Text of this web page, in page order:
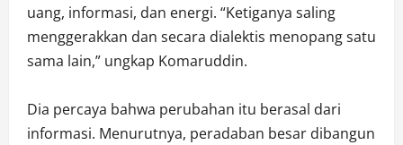
uang, informasi, dan energi. “Ketiganya saling
menggerakkan dan secara dialektis menopang satu
sama lain,” ungkap Komaruddin.
Dia percaya bahwa perubahan itu berasal dari
informasi. Menurutnya, peradaban besar dibangun